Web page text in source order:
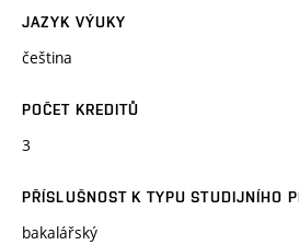
JAZYK VÝUKY
čeština
POČET KREDITŮ
3
PŘÍSLUŠNOST K TYPU STUDIJNÍHO
bakalářský